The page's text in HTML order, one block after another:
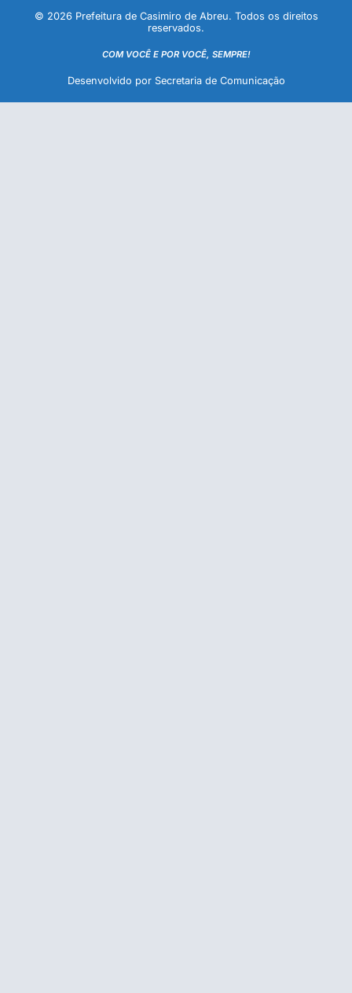
© 2026 Prefeitura de Casimiro de Abreu. Todos os direitos
reservados.
COM VOCÊ E POR VOCÊ, SEMPRE!
Desenvolvido por Secretaria de Comunicação